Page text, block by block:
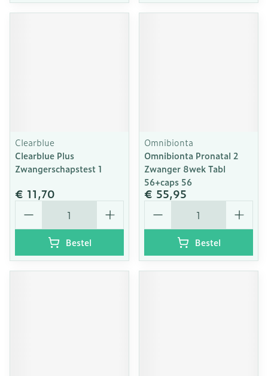
Clearblue
Clearblue Plus
Zwangerschapstest 1
€ 11,70
Aantal
Bestel
Omnibionta
Omnibionta Pronatal 2
Zwanger 8wek Tabl
56+caps 56
€ 55,95
Aantal
Bestel